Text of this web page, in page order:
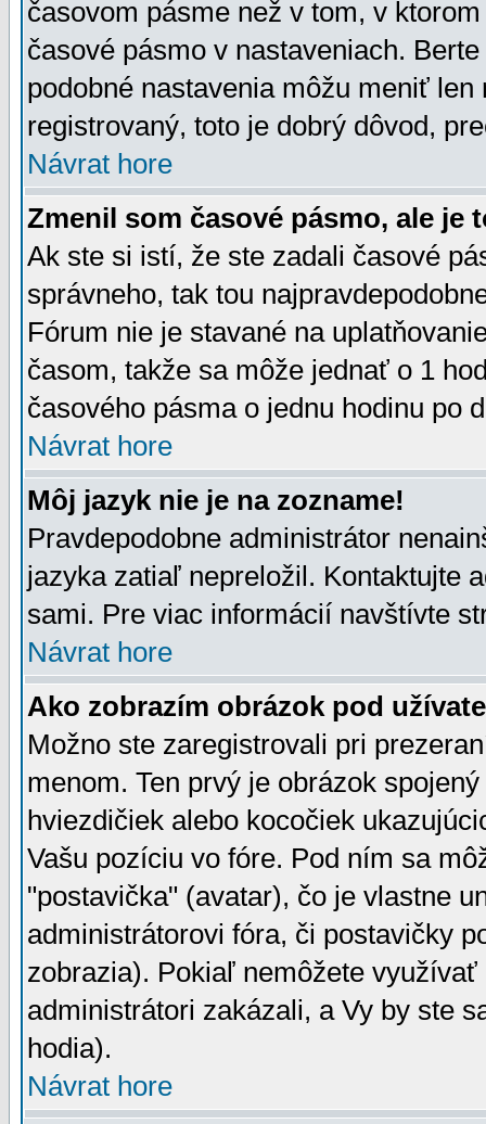
časovom pásme než v tom, v
časové pásmo v nastaveniach.
podobné nastavenia môžu meniť
registrovaný, toto je dobrý dôvod,
Návrat hore
Zmenil som časové pásmo, ale je
Ak ste si istí, že ste zadali časové
správneho, tak tou
Fórum nie je stavané na
časom, takže sa môže jednať o 1
časového pásma o jednu hodinu po
Návrat hore
Môj jazyk nie je na zozname!
Pravdepodobne administrátor
jazyka zatiaľ nepreložil. Kontaktujte
sami. Pre viac informácií navštívte
Návrat hore
Ako zobrazím obrázok pod
Možno ste zaregistrovali pri
menom. Ten prvý je obrázok
hviezdičiek alebo kocočiek
Vašu pozíciu vo fóre. Pod ním sa
"postavička" (avatar), čo je vlastne
administrátorovi fóra, či postavičky
zobrazia). Pokiaľ nemôžete
administrátori zakázali, a Vy by ste
hodia).
Návrat hore